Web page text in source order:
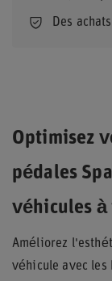
Des
Optimisez
pédales
véhicules à
Améliorez
véhicule avec les